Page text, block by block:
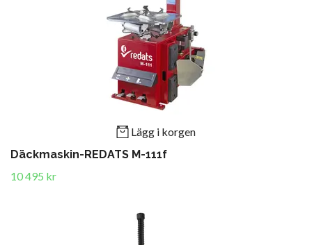
Lägg i korgen
Däckmaskin-REDATS M-111f
10 495 kr